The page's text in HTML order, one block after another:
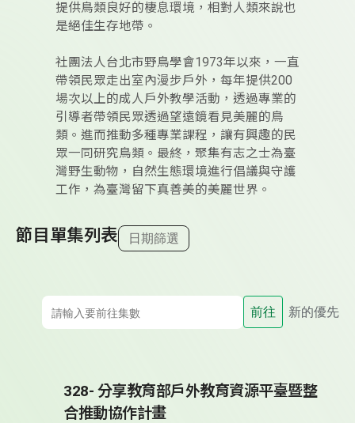
提供鳥類良好的棲息環境，相對人類來說也
是絕佳生存地帶。
社團法人台北市野鳥學會1973年以來，一直
帶領民眾走出室內漫步戶外，每年提供200
場次以上的成人戶外教學活動，透過專業的
引導者帶領民眾透過望遠鏡看見美麗的鳥
類。進而推動多種專業課程，讓有興趣的民
眾一同研究鳥類。最終，聚集有志之士為臺
灣野生動物，自然生態環境進行倡議與守護
工作，為臺灣留下真善美的美麗世界。
節目單集列表 日期篩選
前往 新的優先
328- 分享教育部戶外教育資源平臺暨整
合推動協作計畫